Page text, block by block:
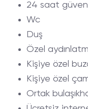
Batımı
Sahil
24 saat
Wc
Duş
Özel
Kişiye özel
Kişiye özel
Ortak